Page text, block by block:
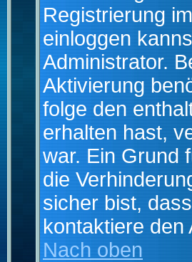
Registrierung
einloggen
Administrator.
Aktivierung
folge den
erhalten hast,
war. Ein Grund
die
sicher bist,
kontaktiere den
Nach oben